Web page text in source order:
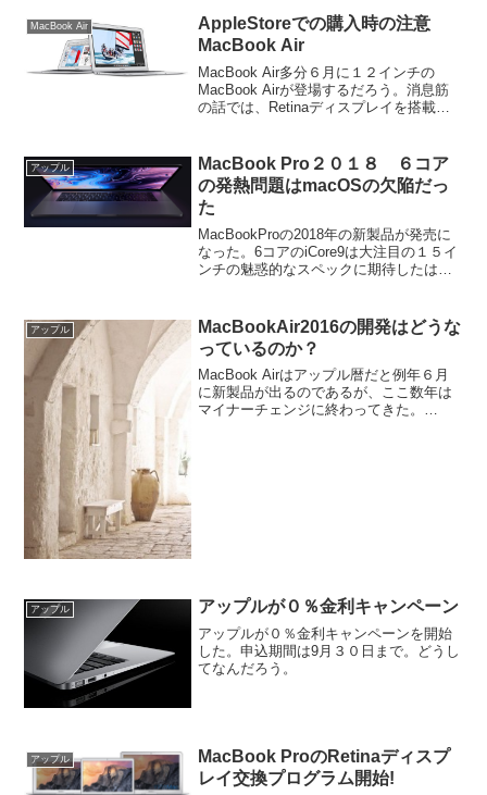
だろか。 MacBook Airのバッテリーが２
２％の残量で...
MacBook Air
AppleStoreでの購入時の注意
MacBook Air
MacBook Air多分６月に１２インチの
MacBook Airが登場するだろう。消息筋
の話では、Retinaディスプレイを搭載し
アップル
MacBook Pro２０１８ ６コア
の発熱問題はmacOSの欠陥だっ
た
MacBookProの2018年の新製品が発売に
なった。6コアのiCore9は大注目の１５イ
ンチの魅惑的なスペックに期待したは
かしい話だけど040のモトローラ時代から
新...
アップル
MacBookAir2016の開発はどうな
っているのか？
MacBook Airはアップル暦だと例年６月
に新製品が出るのであるが、ここ数年は
マイナーチェンジに終わってきた。
アップル アップルが０％金利キャンペーン
アップルが０％金利キャンペーンを開始
した。申込期間は9月３０日まで。どうし
てなんだろう。
アップル
MacBook ProのRetinaディスプ
レイ交換プログラム開始!